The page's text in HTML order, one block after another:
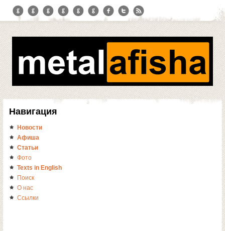
Навигация
Новости
Афиша
Статьи
Фото
Texts in English
Поиск
О нас
Ссылки